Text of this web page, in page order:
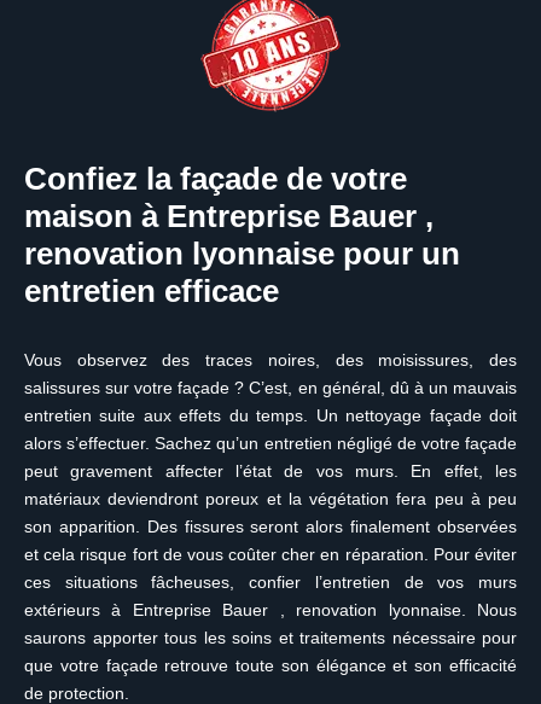
Confiez la façade de votre
maison à Entreprise Bauer ,
renovation lyonnaise pour un
entretien efficace
Vous observez des traces noires, des moisissures, des
salissures sur votre façade ? C’est, en général, dû à un mauvais
entretien suite aux effets du temps. Un nettoyage façade doit
alors s’effectuer. Sachez qu’un entretien négligé de votre façade
peut gravement affecter l’état de vos murs. En effet, les
matériaux deviendront poreux et la végétation fera peu à peu
son apparition. Des fissures seront alors finalement observées
et cela risque fort de vous coûter cher en réparation. Pour éviter
ces situations fâcheuses, confier l’entretien de vos murs
extérieurs à Entreprise Bauer , renovation lyonnaise. Nous
saurons apporter tous les soins et traitements nécessaire pour
que votre façade retrouve toute son élégance et son efficacité
de protection.